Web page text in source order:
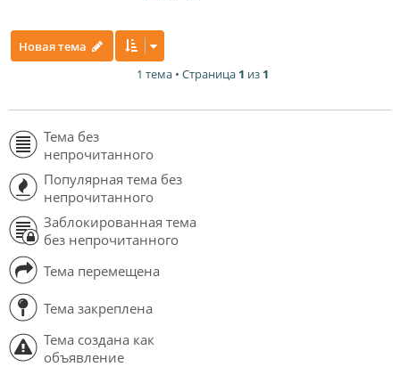
Новая тема
1 тема • Страница 1 из 1
Тема без
непрочитанного
Популярная тема без
непрочитанного
Заблокированная тема
без непрочитанного
Тема перемещена
Тема закреплена
Тема создана как
объявление